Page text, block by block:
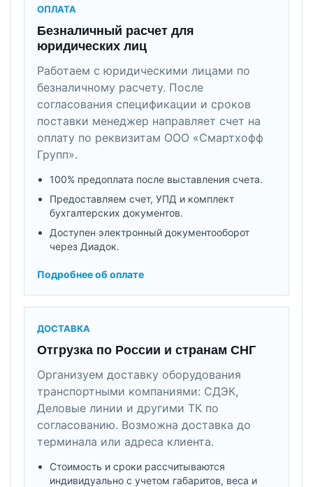
ОПЛАТА
Безналичный расчет для
юридических лиц
Работаем с юридическими лицами по
безналичному расчету. После
согласования спецификации и сроков
поставки менеджер направляет счет на
оплату по реквизитам ООО «Смартхофф
Групп».
100% предоплата после выставления счета.
Предоставляем счет, УПД и комплект
бухгалтерских документов.
Доступен электронный документооборот
через Диадок.
Подробнее об оплате
ДОСТАВКА
Отгрузка по России и странам СНГ
Организуем доставку оборудования
транспортными компаниями: СДЭК,
Деловые линии и другими ТК по
согласованию. Возможна доставка до
терминала или адреса клиента.
Стоимость и сроки рассчитываются
индивидуально с учетом габаритов, веса и